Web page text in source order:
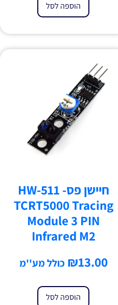
הוספה לסל
חיישן פס- HW-511
TCRT5000 Tracing
Module 3 PIN
Infrared M2
₪13.00 כולל מע''מ
הוספה לסל